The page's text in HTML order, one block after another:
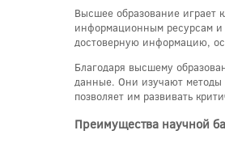
Высшее образование играет
информационным ресурсам и
достоверную информацию,
Благодаря высшему
данные. Они изучают методы
позволяет им развивать
Преимущества научной